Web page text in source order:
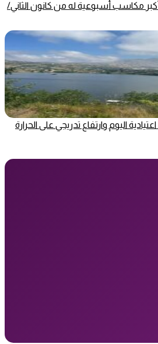
مكاسب أسبوعية له من كانون الثاني/
اليوم وارتفاع تدريجي على الحرارة